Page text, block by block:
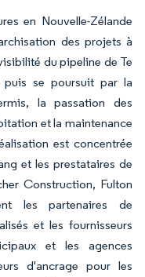
en Nouvelle-Zélande
des projets à
du pipeline de Te
puis se poursuit par la
la passation des
et la maintenance
est concentrée
et les prestataires de
Construction, Fulton
les partenaires de
et les fournisseurs
et les agences
d'ancrage pour les